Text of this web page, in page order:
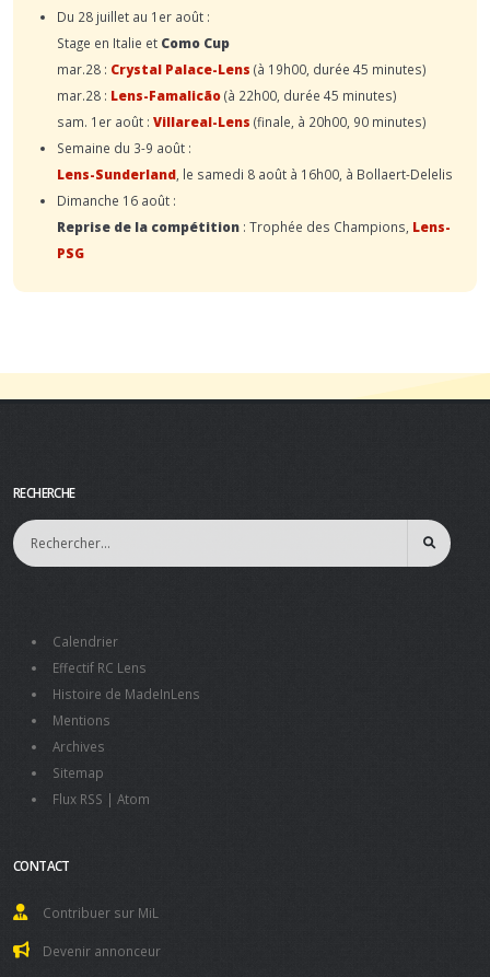
Du 28 juillet au 1er août :
Stage en Italie et Como Cup
mar.28 : Crystal Palace-Lens (à 19h00, durée 45 minutes)
mar.28 : Lens-Famalicão(à 22h00, durée 45 minutes)
sam. 1er août : Villareal-Lens (finale, à 20h00, 90 minutes)
Semaine du 3-9 août :
Lens-Sunderland , le samedi 8 août à 16h00, à Bollaert-Delelis
Dimanche 16 août :
Reprise de la compétition : Trophée des Champions, Lens-
PSG
RECHERCHE
Calendrier
Effectif RC Lens
Histoire de MadeInLens
Mentions
Archives
Sitemap
Flux RSS | Atom
CONTACT
Contribuer sur MiL
Devenir annonceur